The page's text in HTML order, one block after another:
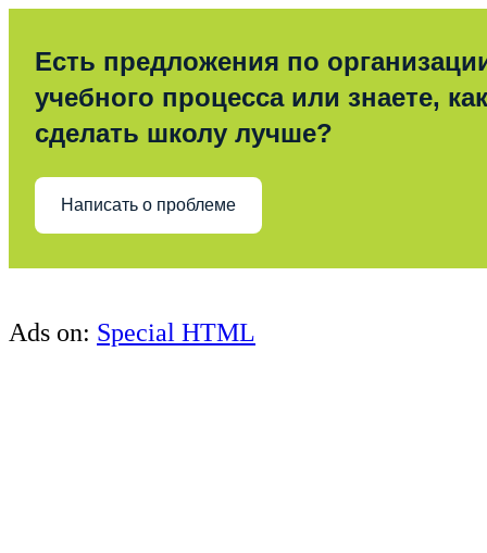
Есть предложения по
учебного процесса или знаете, как
сделать школу лучше?
Написать о проблеме
Ads on: Special HTML